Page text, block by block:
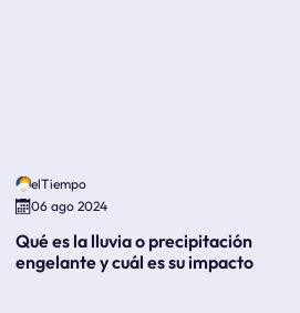
elTiempo
06 ago 2024
Qué es la lluvia o precipitación
engelante y cuál es su impacto